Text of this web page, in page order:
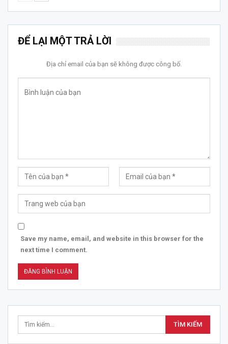
ĐỂ LẠI MỘT TRẢ LỜI
Địa chỉ email của bạn sẽ không được công bố.
Save my name, email, and website in this browser for the
next time I comment.